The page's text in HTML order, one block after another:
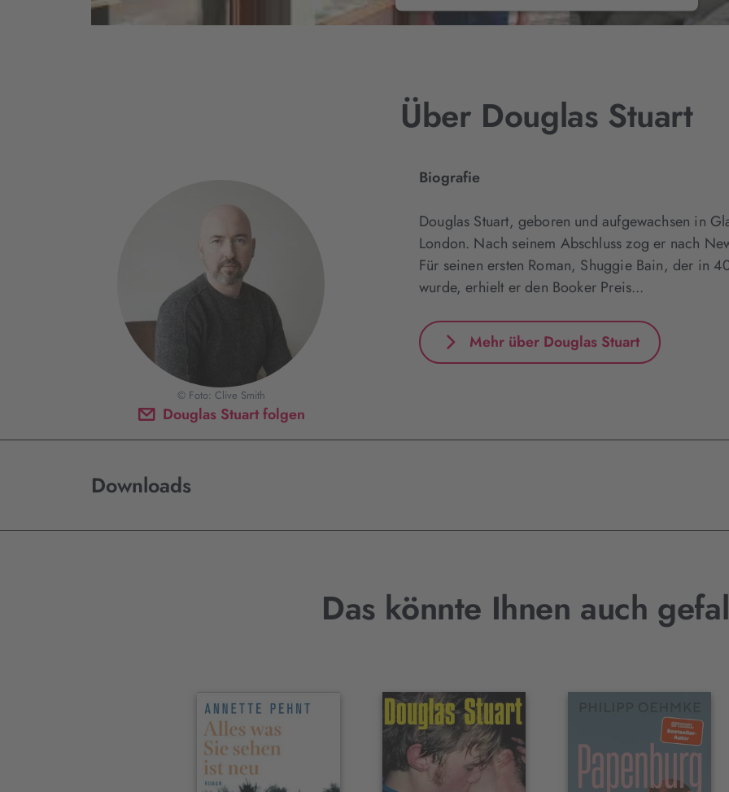
Akzeptieren
Über Douglas Stuart
Douglas Stuart folgen
© Foto: Clive Smith
Biografie
Douglas Stuart, geboren und aufgewachsen in
London. Nach seinem Abschluss zog er nach
Für seinen ersten Roman, Shuggie Bain, der in
wurde, erhielt er den Booker Preis...
Mehr über Douglas Stuart
Downloads
Das könnte Ihnen auch
Interaktives
Slider-